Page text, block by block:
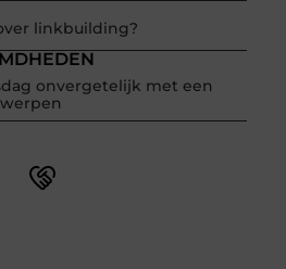
linkbuilding?
onvergetelijk met een